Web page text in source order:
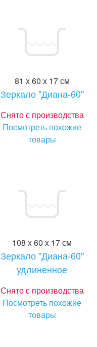
81 x 60 x 17 см
Зеркало "Диана-60"
Снято с производства
Посмотреть похожие
товары
108 x 60 x 17 см
Зеркало "Диана-60"
удлиненное
Снято с производства
Посмотреть похожие
товары